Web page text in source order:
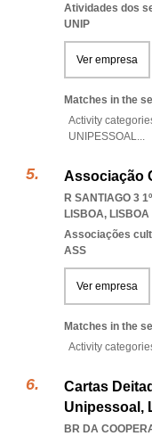
Atividades dos
UNIP
Ver empresa
Matches in the
Activity
UNIPESSOAL...
Associação
R SANTIAGO 3
LISBOA, LISBOA
Associações
ASS
Ver empresa
Matches in the
Activity
Cartas
Unipessoal,
BR DA